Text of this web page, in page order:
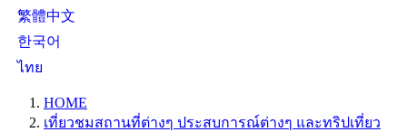
繁體中文
한국어
ไทย
HOME
เที่ยวชมสถานที่ต่างๆ ประสบการณ์ต่างๆ และทริปเที่ยว